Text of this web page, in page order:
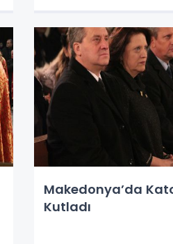
Makedonya’da
Kutladı